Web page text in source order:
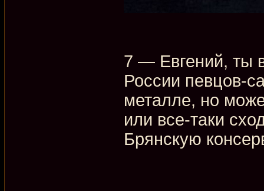
7 — Евгений, ты
России певцов-
металле, но
или все-таки
Брянскую